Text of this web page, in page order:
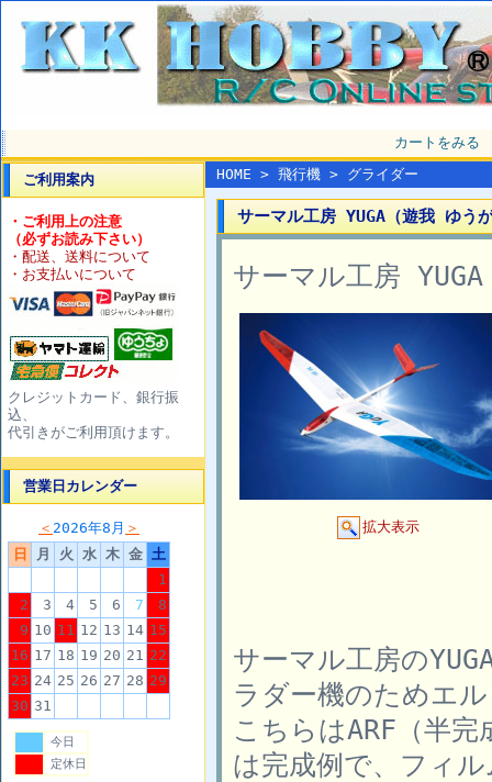
カートをみる
ご利用案内
・ご利用上の注意
（必ずお読み下さい）
・配送、送料について
・お支払いについて
クレジットカード、銀行振
込、
代引きがご利用頂けます。
営業日カレンダー
＜ 2026年8月 ＞
日
月 火 水 木 金 土
1
2
3 4 5 6 7
8
9 10 11 12 13 14 15
16 17 18 19 20 21 22
23 24 25 26 27 28 29
30 31
今日
定休日
HOME > 飛行機 > グライダー
サーマル工房 YUGA（遊我 ゆ
サーマル工房
拡大表示
サーマル工房の
ラダー機のためエ
こちらはARF（半
は完成例で、フィ